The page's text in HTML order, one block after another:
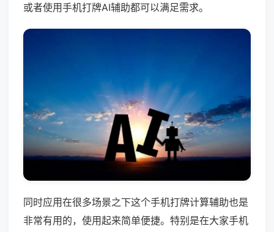
或者使用手机打牌AI辅助都可以满足需求。
同时应用在很多场景之下这个手机打牌计算辅助也是
非常有用的，使用起来简单便捷。特别是在大家手机